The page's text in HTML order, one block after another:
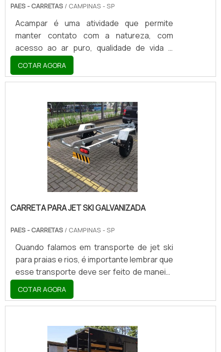
PAES - CARRETAS / CAMPINAS - SP
Acampar é uma atividade que permite
manter contato com a natureza, com
acesso ao ar puro, qualidade de vida e
diminuição do estresse comum do dia a dia.
Entretanto, é impossível acampar sem o
mínimo de conforto. Partindo desse ponto
camping é justamente unir as duas coisas:
experiência e conforto em uma aventura
pela natureza.Barracas, tendas e
dormitórios podem ser facilmente
acessados com a carreta para camping, um
acessório que fica instalado na parte infe.
COTAR AGORA
CARRETA PARA JET SKI GALVANIZADA
PAES - CARRETAS / CAMPINAS - SP
Quando falamos em transporte de jet ski
para praias e rios, é importante lembrar que
esse transporte deve ser feito de maneira
segura, sem colocar em risco as pessoas
que dividem as ruas e estradas com o
automóvel que conduz o jet ski. Esse tipo
conduzida por motoristas que possuam
carta B somado PBT carro + PBt Carreta
COTAR AGORA